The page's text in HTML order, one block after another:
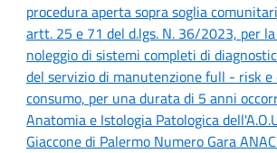
procedura aperta sopra soglia
artt. 25 e 71 del d.lgs. N. 36/2023, per
noleggio di sistemi completi di
del servizio di manutenzione full - risk
consumo, per una durata di 5 anni
Anatomia e Istologia Patologica
Giaccone di Palermo Numero Gara